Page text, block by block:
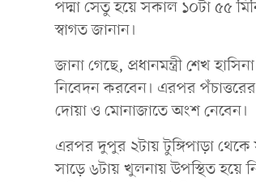
পদ্মা সেতু হয়ে সকাল ১০টা ৫৫
স্বাগত জানান।
জানা গেছে, প্রধানমন্ত্রী শেখ
নিবেদন করবেন। এরপর
দোয়া ও মোনাজাতে অংশ নেবেন।
এরপর দুপুর ২টায় টুঙ্গিপাড়া থেকে
সাড়ে ৬টায় খুলনায় উপস্থিত হয়ে